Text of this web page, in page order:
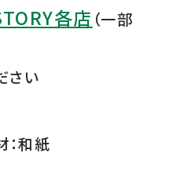
各店 （一部
さい
：和紙